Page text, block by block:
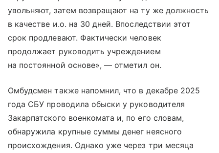
увольняют, затем возвращают на ту же должность
в качестве и.о. на 30 дней. Впоследствии этот
срок продлевают. Фактически человек
продолжает руководить учреждением
на постоянной основе», — отметил он.
Омбудсмен также напомнил, что в декабре 2025
года СБУ проводила обыски у руководителя
Закарпатского военкомата и, по его словам,
обнаружила крупные суммы денег неясного
происхождения. Однако уже через три месяца